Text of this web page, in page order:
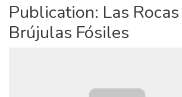
Publication: Las
Brújulas Fósiles